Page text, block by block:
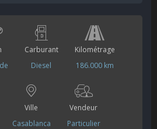
Carburant
Diesel
Kilométrage
186.000 km
Ville
Casablanca
Vendeur
Particulier